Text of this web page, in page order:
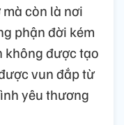
còn là nơi
phận đời kém
không được tạo
vun đắp từ
yêu thương